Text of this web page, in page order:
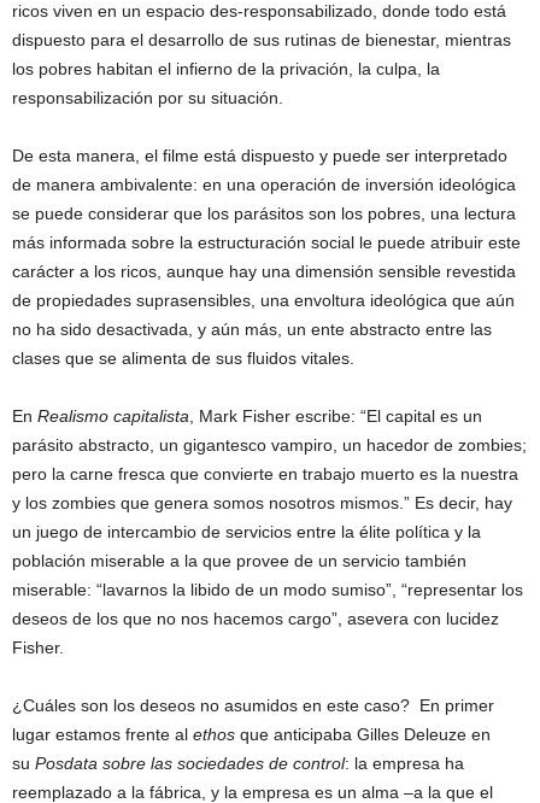
ricos viven en un espacio des-responsabilizado, donde todo está
dispuesto para el desarrollo de sus rutinas de bienestar, mientras
los pobres habitan el infierno de la privación, la culpa, la
responsabilización por su situación.
De esta manera, el filme está dispuesto y puede ser interpretado
de manera ambivalente: en una operación de inversión ideológica
se puede considerar que los parásitos son los pobres, una lectura
más informada sobre la estructuración social le puede atribuir este
carácter a los ricos, aunque hay una dimensión sensible revestida
de propiedades suprasensibles, una envoltura ideológica que aún
no ha sido desactivada, y aún más, un ente abstracto entre las
clases que se alimenta de sus fluidos vitales.
En Realismo capitalista , Mark Fisher escribe: “El capital es un
parásito abstracto, un gigantesco vampiro, un hacedor de zombies;
pero la carne fresca que convierte en trabajo muerto es la nuestra
y los zombies que genera somos nosotros mismos.” Es decir, hay
un juego de intercambio de servicios entre la élite política y la
población miserable a la que provee de un servicio también
miserable: “lavarnos la libido de un modo sumiso”, “representar los
deseos de los que no nos hacemos cargo”, asevera con lucidez
Fisher.
¿Cuáles son los deseos no asumidos en este caso? En primer
lugar estamos frente al ethos que anticipaba Gilles Deleuze en
su Posdata sobre las sociedades de control: la empresa ha
reemplazado a la fábrica, y la empresa es un alma –a la que el